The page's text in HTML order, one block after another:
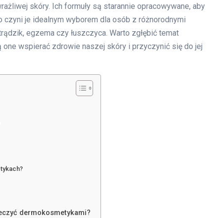
skóry. Ich formuły są starannie opracowywane, aby
je idealnym wyborem dla osób z różnorodnymi
egzema czy łuszczyca. Warto zgłębić temat
wspierać zdrowie naszej skóry i przyczynić się do jej
dermokosmetykami?